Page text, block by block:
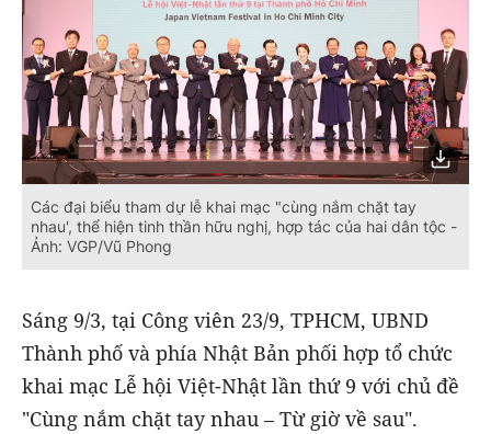
Các đại biểu tham dự lễ khai mạc "cùng nắm chặt tay
nhau', thể hiện tinh thần hữu nghị, hợp tác của hai dân tộc -
Ảnh: VGP/Vũ Phong
Sáng 9/3, tại Công viên 23/9, TPHCM, UBND
Thành phố và phía Nhật Bản phối hợp tổ chức
khai mạc Lễ hội Việt-Nhật lần thứ 9 với chủ đề
"Cùng nắm chặt tay nhau – Từ giờ về sau".